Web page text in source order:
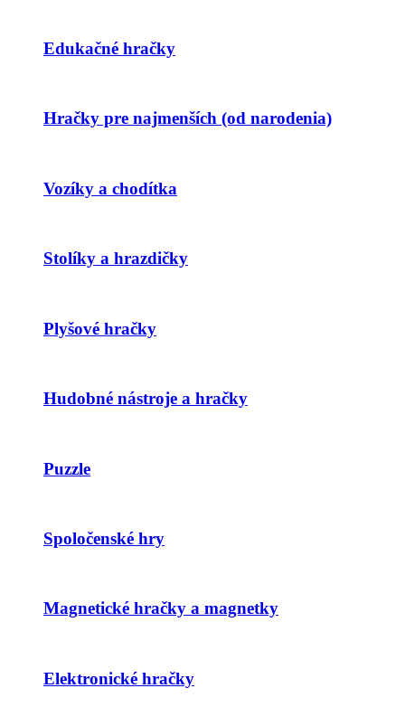
Edukačné hračky
Hračky pre najmenších (od narodenia)
Vozíky a chodítka
Stolíky a hrazdičky
Plyšové hračky
Hudobné nástroje a hračky
Puzzle
Spoločenské hry
Magnetické hračky a magnetky
Elektronické hračky